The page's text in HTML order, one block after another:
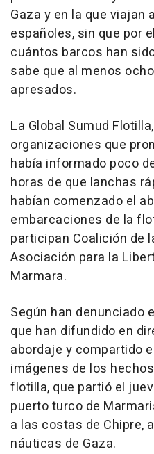
Gaza y en la que viajan
españoles, sin que por
cuántos barcos han
sabe que al menos
apresados.
La Global Sumud
organizaciones que
había informado poco
horas de que lanchas
habían comenzado el
embarcaciones de la
participan Coalición de
Asociación para la
Marmara.
Según han denunciado
que han difundido en
abordaje y compartido
imágenes de los
flotilla, que partió el
puerto turco de
a las costas de Chipre,
náuticas de Gaza.